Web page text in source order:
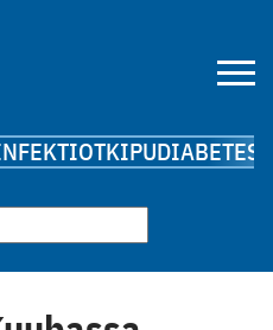
KIPUDIABETES